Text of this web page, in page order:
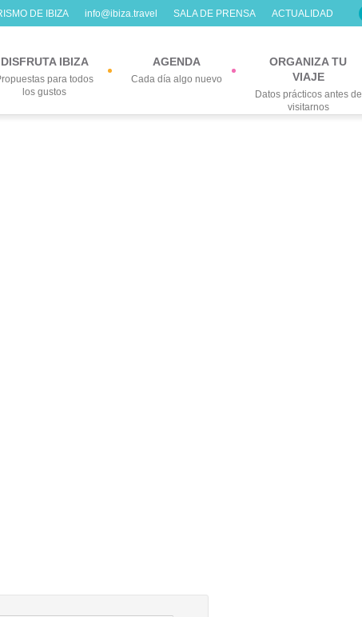
DE IBIZA info@ibiza.travel SALA DE PRENSA ACTUALIDAD
DISFRUTA IBIZA
para todos
los gustos
AGENDA
Cada día algo nuevo
ORGANIZA TU
VIAJE
Datos prácticos antes de
visitarnos